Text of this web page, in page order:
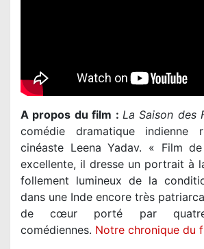
A propos du film : La Saison des
comédie dramatique indienne
cinéaste Leena Yadav. « Film
excellente, il dresse un portrait à
follement lumineux de la
dans une Inde encore très
de cœur porté par quatre
comédiennes. Notre chronique du